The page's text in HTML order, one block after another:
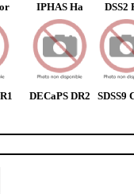
IPHAS Ha DSS2
DECaPS DR2 SDSS9